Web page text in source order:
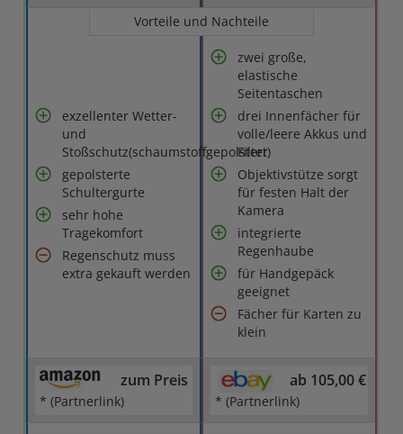
Vorteile und Nachteile
exzellenter Wetter-
und
Stoßschutz(schaumstoffgepolstert)
gepolsterte
Schultergurte
sehr hohe
Tragekomfort
Regenschutz muss
extra gekauft werden
zwei große,
elastische
Seitentaschen
drei Innenfächer für
volle/leere Akkus und
Filter
Objektivstütze sorgt
für festen Halt der
Kamera
integrierte
Regenhaube
für Handgepäck
geeignet
Fächer für Karten zu
klein
zum Preis
* (Partnerlink)
ab 105,00 €
* (Partnerlink)